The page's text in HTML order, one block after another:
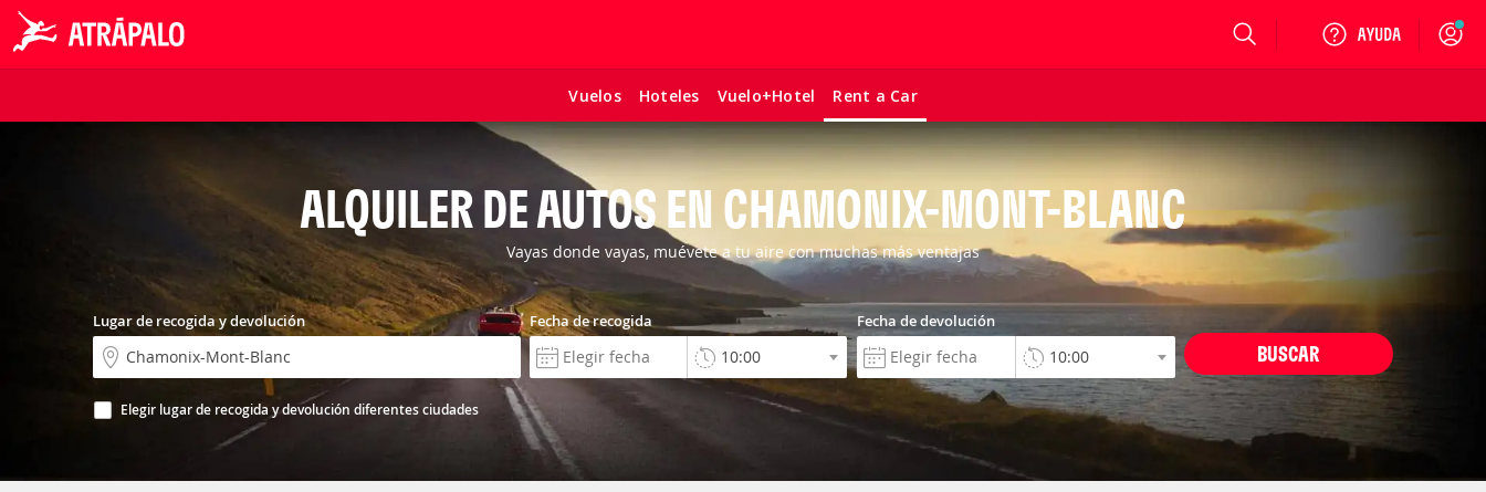
Vuelos Hoteles Vuelo+Hotel Rent a Car
Login
ALQUILER DE AUTOS EN CHAMONIX-MONT-BLANC
Vayas donde vayas, muévete a tu aire con muchas más ventajas
Lugar de recogida y devolución
Elegir lugar de recogida y devolución diferentes ciudades
Fecha de recogida Fecha de devolución
BUSCAR